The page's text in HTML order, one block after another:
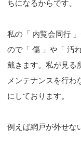
ちになるからです。
私の「 内覧会同行
ので「 傷 」や「 汚
戴きます。私が見る
メンテナンスを行わ
にしております。
例えば網戸が外せな